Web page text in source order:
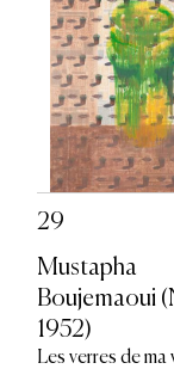
29
Mustapha
Boujemaoui
1952)
Les verres de ma